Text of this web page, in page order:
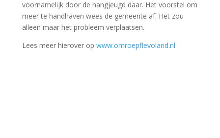
voornamelijk door de hangjeugd daar. Het voorstel om
meer te handhaven wees de gemeente af. Het zou
alleen maar het probleem verplaatsen.
Lees meer hierover op www.omroepflevoland.nl